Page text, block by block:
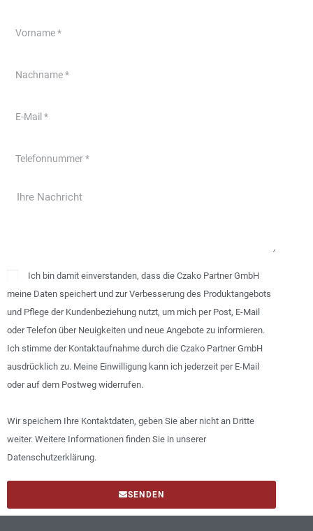
Ich bin damit einverstanden, dass die Czako Partner GmbH
meine Daten speichert und zur Verbesserung des Produktangebots
und Pflege der Kundenbeziehung nutzt, um mich per Post, E-Mail
oder Telefon über Neuigkeiten und neue Angebote zu informieren.
Ich stimme der Kontaktaufnahme durch die Czako Partner GmbH
ausdrücklich zu. Meine Einwilligung kann ich jederzeit per E-Mail
oder auf dem Postweg widerrufen.
Wir speichern Ihre Kontaktdaten, geben Sie aber nicht an Dritte
weiter. Weitere Informationen finden Sie in unserer
Datenschutzerklärung.
SENDEN